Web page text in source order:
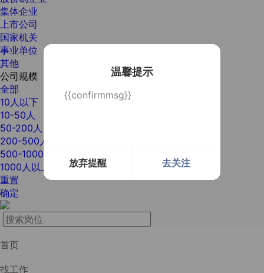
温馨提示
{{confirmmsg}}
放弃提醒 去关注
集体企业
上市公司
国家机关
事业单位
其他
公司规模
全部
10人以下
10-50人
50-200人
200-500人
500-1000人
1000人以上
重置
确定
首页
找工作